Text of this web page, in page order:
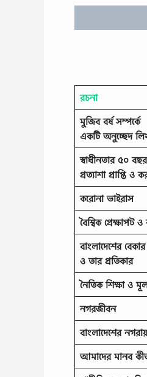
রচনা
মুজিব বর্ষ সম্পর্কে
একটি অনুচ্ছেদ
স্বাধীনতার ৫০
প্রত্যাশা প্রাপ্তি ও
করোনা ভাইরাস
বৈশ্বিক প্রেক্ষাপট
বাংলাদেশের
ও তার প্রতিকার
নৈতিক শিক্ষা ও
নগরজীবন
বাংলাদেশের
আমাদের মানব